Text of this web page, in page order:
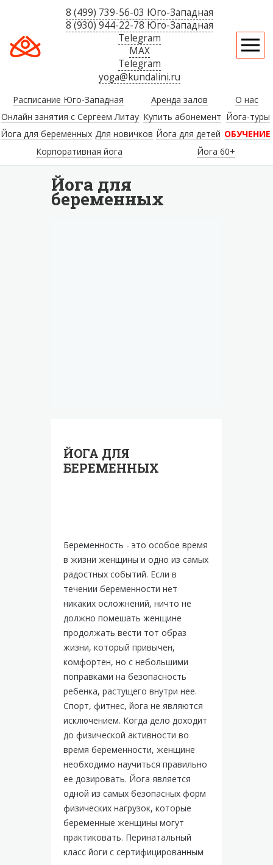
8 (499) 739-56-03 Юго-Западная
8 (930) 944-22-78 Юго-Западная
Telegram
MAX
Telegram
yoga@kundalini.ru
Расписание Юго-Западная Аренда залов
О нас
Онлайн занятия с Сергеем Литау Купить абонемент Йога-туры
Йога для беременных Для новичков Йога для детей ОБУЧЕНИЕ
Корпоративная йога
Йога 60+
Йога для
беременных
ЙОГА ДЛЯ
БЕРЕМЕННЫХ
Беременность - это особое время
в жизни женщины и одно из самых
радостных событий. Если в
течении беременности нет
никаких осложнений, ничто не
должно помешать женщине
продолжать вести тот образ
жизни, который привычен,
комфортен, но с небольшими
поправками на безопасность
ребенка, растущего внутри нее.
Спорт, фитнес, йога не являются
исключением. Когда дело доходит
до физической активности во
время беременности, женщине
необходимо научиться правильно
ее дозировать. Йога является
одной из самых безопасных форм
физических нагрузок, которые
беременные женщины могут
практиковать. Перинатальный
класс йоги с сертифицированным